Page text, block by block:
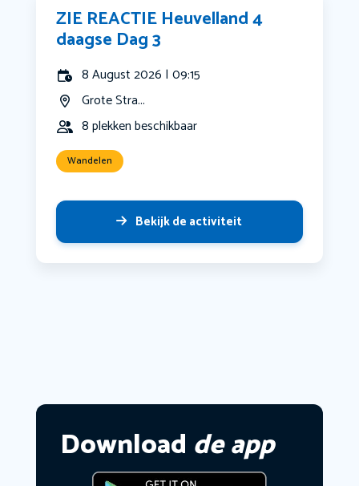
ZIE REACTIE Heuvelland 4
daagse Dag 3
8 August 2026 | 09:15
Grote Stra...
8 plekken beschikbaar
Wandelen
Bekijk de activiteit
Download de app